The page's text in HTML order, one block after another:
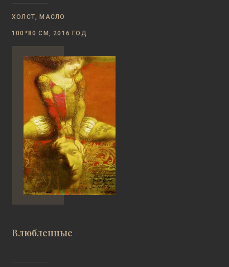
ХОЛСТ, МАСЛО
100*80 СМ, 2016 ГОД
Влюбленные